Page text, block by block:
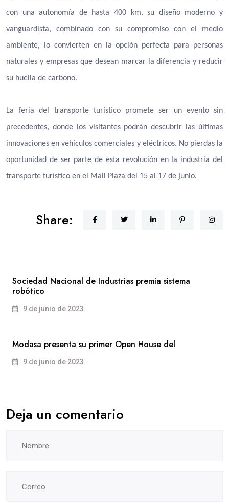
con una autonomía de hasta 400 km, su diseño moderno y
vanguardista, combinado con su compromiso con el medio
ambiente, lo convierten en la opción perfecta para personas
naturales y empresas que desean marcar la diferencia y reducir
su huella de carbono.
La feria del transporte turístico promete ser un evento sin
precedentes, donde los visitantes podrán descubrir las últimas
innovaciones en vehículos comerciales y eléctricos. No pierdas la
oportunidad de ser parte de esta revolución en la industria del
transporte turístico en el Mall Plaza del 15 al 17 de junio.
Share:
Sociedad Nacional de Industrias premia sistema
robótico
9 de junio de 2023
Modasa presenta su primer Open House del
9 de junio de 2023
Deja un comentario